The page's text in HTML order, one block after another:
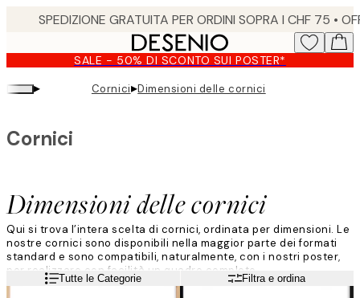
content.
SALE - 50% DI SCONTO SUI POSTER*
▸ Cornici▸Dimensioni delle cornici
Dimensioni delle cornici
Cornici
Qui si trova l’intera scelta di cornici, ordinata per dimensioni. Le
nostre cornici sono disponibili nella maggior parte dei formati
standard e sono compatibili, naturalmente, con i nostri poster,
per realizzare con facilità un quadro completo.
Leggi di piùTutte le Categorie Filtra e ordina